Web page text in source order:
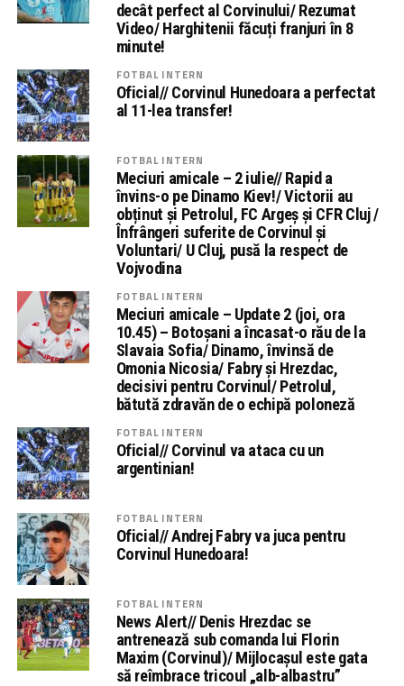
decât perfect al Corvinului/ Rezumat
Video/ Harghitenii făcuți franjuri în 8
minute!
FOTBAL INTERN
Oficial// Corvinul Hunedoara a perfectat
al 11-lea transfer!
FOTBAL INTERN
Meciuri amicale – 2 iulie// Rapid a
învins-o pe Dinamo Kiev!/ Victorii au
obținut și Petrolul, FC Argeș și CFR Cluj /
Înfrângeri suferite de Corvinul și
Voluntari/ U Cluj, pusă la respect de
Vojvodina
FOTBAL INTERN
Meciuri amicale – Update 2 (joi, ora
10.45) – Botoșani a încasat-o rău de la
Slavaia Sofia/ Dinamo, învinsă de
Omonia Nicosia/ Fabry și Hrezdac,
decisivi pentru Corvinul/ Petrolul,
bătută zdravăn de o echipă poloneză
FOTBAL INTERN
Oficial// Corvinul va ataca cu un
argentinian!
FOTBAL INTERN
Oficial// Andrej Fabry va juca pentru
Corvinul Hunedoara!
FOTBAL INTERN
News Alert// Denis Hrezdac se
antrenează sub comanda lui Florin
Maxim (Corvinul)/ Mijlocașul este gata
să reîmbrace tricoul „alb-albastru”